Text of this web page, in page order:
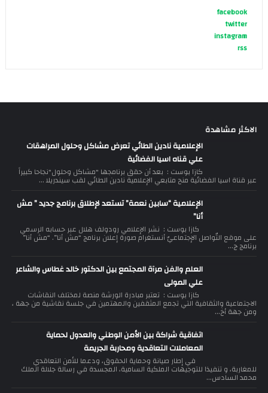
facebook
twitter
instagram
rss
الاكثر مشاهدة
الإعلامية نادين الطائي تعرض مشاكل وحلول المراهقات
علي قناه اسيا الفضائية
كازا بوست : بعد أن حقق برنامجها "مشاكل وحلول"نجاحا كبيراً
عبر قناة اسيا الفضائية منح متابعي الإعلامية نادين الطائي لقب سيندريلا ...
الإعلامية “سابين نعمة” تستعد لإطلاق برنامج جديد ” مش
أنا”
كازا بوست : نشر الإعلامي رودولف هلال عبر حسابه الرسمي
على موقع التّواصل الإجتماعيّ أنستغرام صورة إعلان برنامج “مش أنا”. “مش أنا”
برنامج ج...
العلم والفن مرآة المجتمع بين الدكتور خالد غطاس والشاعر
علي المولى
كازا بوست : تعتبر مبادرة الورشة منصة لمختلف النقاشات
الاجتماعية والثقافية التي تجمع المثقفين والمهتمين في جلسة نقاشية من جهة ،
ومن جهة أخ...
اتفاقية شراكة بين الأمن الوطني والعدول لحماية
المعاملات التعاقدية ومحاربة الجريمة
في إطار صيانة وحماية الحقوق، ودعما للأمن التعاقدي
للمغاربة، و تنفيذا للتوجيهات الملكية السامية، المجسدة في رسالة جلالة الملك
محمد السادس...